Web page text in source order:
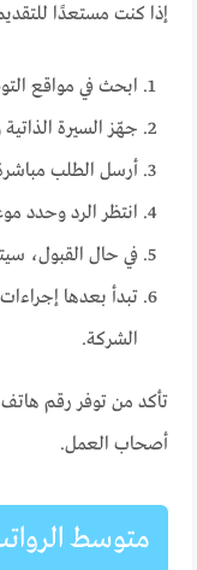
إذا كنت مستعدًا
ابحث في مواقع
جهّز السيرة
أرسل الطلب مباشرة
انتظر الرد وحدد
في حال القبول،
تبدأ بعدها
الشركة.
تأكد من توفر رقم هاتف
أصحاب العمل.
متوسط